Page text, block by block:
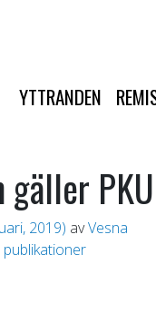
YTTRANDEN
2019) avVesna